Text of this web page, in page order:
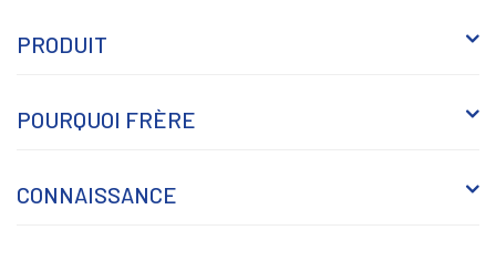
PRODUIT
POURQUOI FRÈRE
CONNAISSANCE